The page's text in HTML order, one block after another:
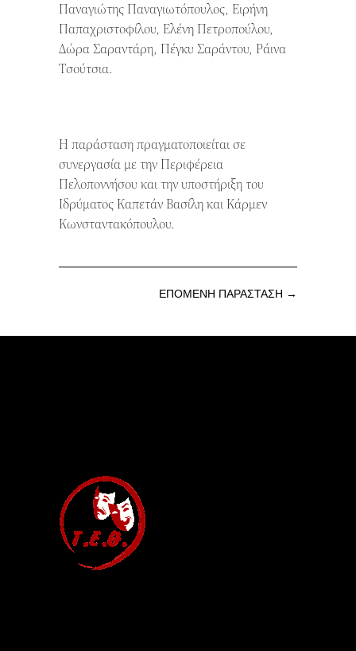
Παναγιώτης Παναγιωτόπουλος, Ειρήνη
Παπαχριστοφίλου, Ελένη Πετροπούλου,
Δώρα Σαραντάρη, Πέγκυ Σαράντου, Ράινα
Τσούτσια.
Η παράσταση πραγματοποιείται σε
συνεργασία με την Περιφέρεια
Πελοποννήσου και την υποστήριξη του
Ιδρύματος Καπετάν Βασίλη και Κάρμεν
Κωνσταντακόπουλου.
ΕΠΟΜΕΝΗ ΠΑΡΑΣΤΑΣΗ →